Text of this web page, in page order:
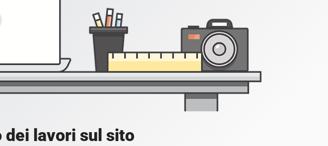
lavori sul sito